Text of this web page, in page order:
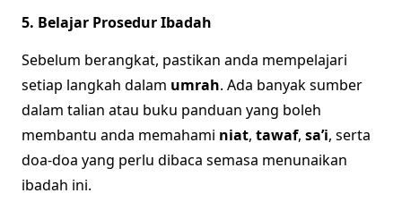
5. Belajar Prosedur Ibadah
Sebelum berangkat, pastikan anda mempelajari
setiap langkah dalam umrah. Ada banyak sumber
dalam talian atau buku panduan yang boleh
membantu anda memahami niat, tawaf, sa’i, serta
doa-doa yang perlu dibaca semasa menunaikan
ibadah ini.